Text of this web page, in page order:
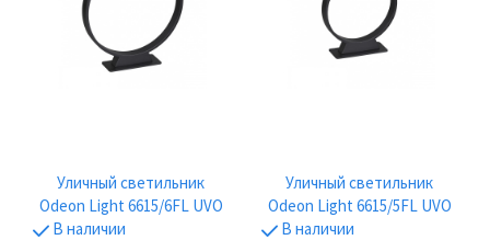
Уличный светильник
Odeon Light 6615/6FL UVO
В наличии
Уличный светильник
Odeon Light 6615/5FL UVO
В наличии